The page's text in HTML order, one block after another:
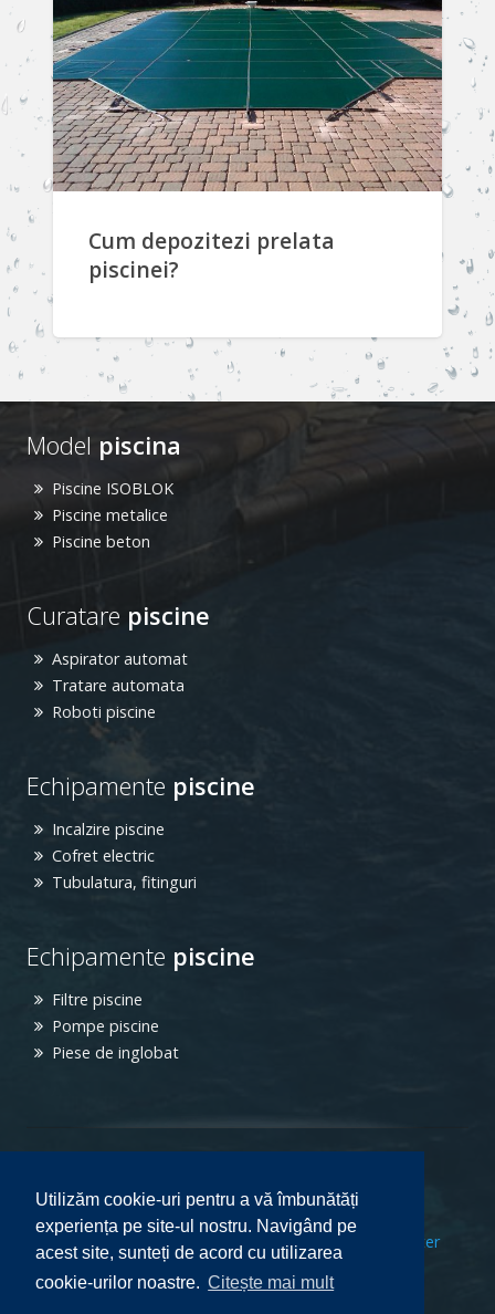
Utilizăm cookie-uri pentru a vă îmbunătăți
experiența pe site-ul nostru. Navigând pe
acest site, sunteți de acord cu utilizarea
cookie-urilor noastre. Citește mai mult
Cum depozitezi prelata
piscinei?
Model piscina
Piscine ISOBLOK
Piscine metalice
Piscine beton
Curatare piscine
Aspirator automat
Tratare automata
Roboti piscine
Echipamente piscine
Incalzire piscine
Cofret electric
Tubulatura, fitinguri
Echipamente piscine
Filtre piscine
Pompe piscine
Piese de inglobat
Cum cumpar Confidentialitate
[ Termeni si conditii
Prelucrarea datelor cu caracter
personal